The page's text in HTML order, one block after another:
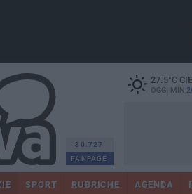
30.727
FANPAGE
27.5°C
OGGI MIN
SPORT RUBRICHE AGENDA